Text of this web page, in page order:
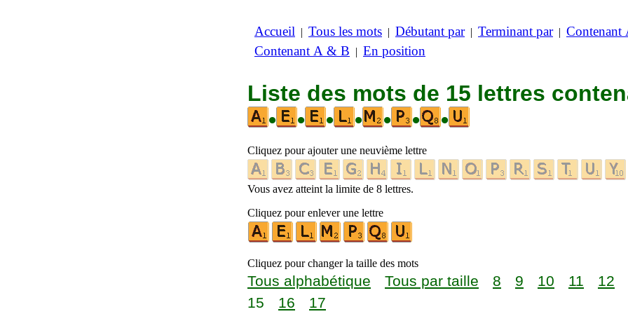
Accueil | Tous les mots | Débutant par| Terminant par| Contenant
Contenant A & B | En position
Liste des mots de 15 lettres
•
• • • • • •
Cliquez pour ajouter une neuvième lettre
Vous avez atteint la limite de 8 lettres.
Cliquez pour enlever une lettre
Cliquez pour changer la taille des mots
Tous alphabétique Tous par taille 8 9 10 11 12
15
16 17